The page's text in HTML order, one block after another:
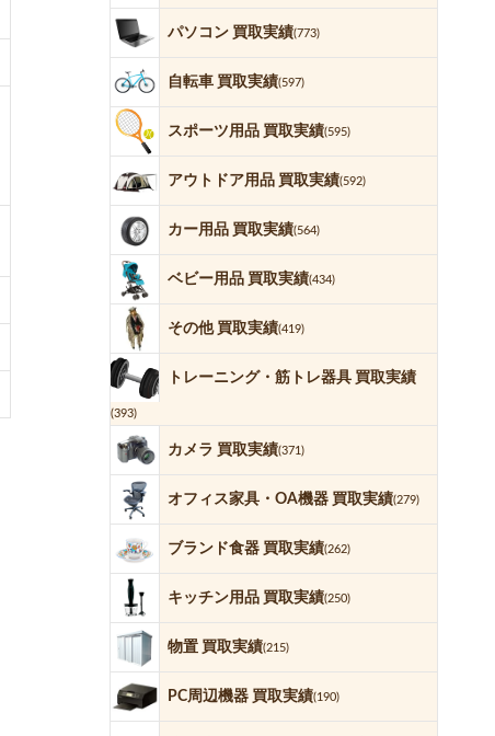
パソコン 買取実績(773)
自転車 買取実績(597)
スポーツ用品 買取実績(595)
アウトドア用品 買取実績(592)
カー用品 買取実績(564)
ベビー用品 買取実績(434)
その他 買取実績(419)
トレーニング・筋トレ器具 買取実績
(393)
カメラ 買取実績(371)
オフィス家具・OA機器 買取実績(279)
ブランド食器 買取実績(262)
キッチン用品 買取実績(250)
物置 買取実績(215)
PC周辺機器 買取実績(190)